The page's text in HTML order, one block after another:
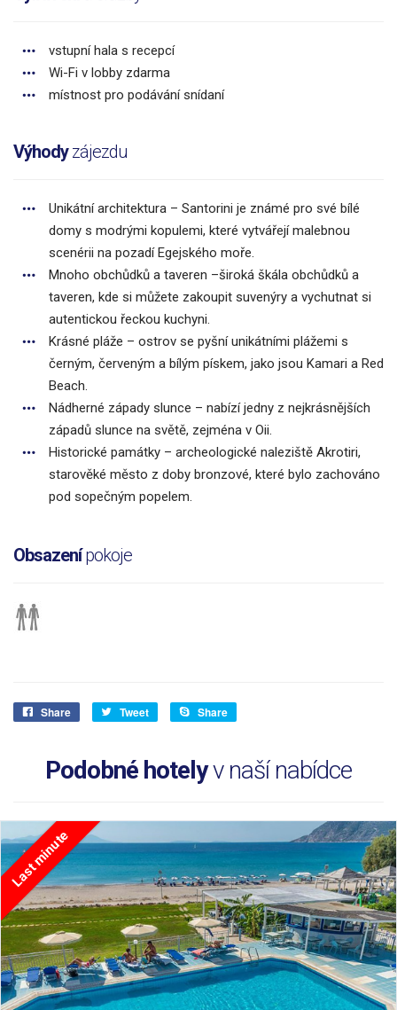
vstupní hala s recepcí
Wi-Fi v lobby zdarma
místnost pro podávání snídaní
Výhodyzájezdu
Unikátní architektura – Santorini je známé pro své bílé
domy s modrými kopulemi, které vytvářejí malebnou
scenérii na pozadí Egejského moře.
Mnoho obchůdků a taveren –široká škála obchůdků a
taveren, kde si můžete zakoupit suvenýry a vychutnat si
autentickou řeckou kuchyni.
Krásné pláže – ostrov se pyšní unikátními plážemi s
černým, červeným a bílým pískem, jako jsou Kamari a Red
Beach.
Nádherné západy slunce – nabízí jedny z nejkrásnějších
západů slunce na světě, zejména v Oii.
Historické památky – archeologické naleziště Akrotiri,
starověké město z doby bronzové, které bylo zachováno
pod sopečným popelem.
Obsazenípokoje
Share Tweet Share
Podobné hotelyv naší nabídce
Last minute